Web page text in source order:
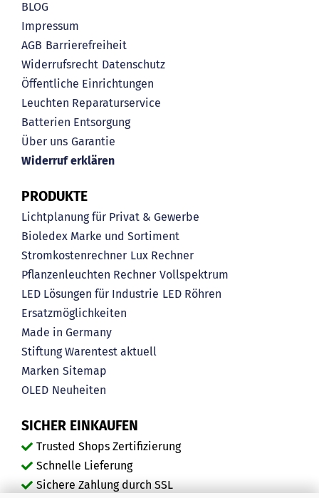
BLOG
Impressum
AGB Barrierefreiheit
Widerrufsrecht Datenschutz
Öffentliche Einrichtungen
Leuchten Reparaturservice
Batterien Entsorgung
Über uns Garantie
Widerruf erklären
PRODUKTE
Lichtplanung für Privat & Gewerbe
Bioledex Marke und Sortiment
Stromkostenrechner Lux Rechner
Pflanzenleuchten Rechner Vollspektrum
LED Lösungen für Industrie LED Röhren
Ersatzmöglichkeiten
Made in Germany
Stiftung Warentest aktuell
Marken Sitemap
OLED Neuheiten
SICHER EINKAUFEN
Trusted Shops Zertifizierung
Schnelle Lieferung
Sichere Zahlung durch SSL